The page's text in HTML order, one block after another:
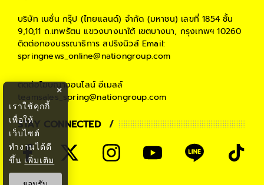
บริษัท เนชั่น กรุ๊ป (ไทยแลนด์) จำกัด (มหาชน) เลขที่ 1854 ชั้น
9,10,11 ถ.เทพรัตน แขวงบางนาใต้ เขตบางนา, กรุงเทพฯ 10260
ติดต่อกองบรรณาธิการ สปริงนิวส์Email:
springnews_online@nationgroup.com
ติดต่อโฆษณาออนไลน์ อีเมลล์
teamsales_spring@nationgroup.com
STAY CONNECTED
×
เราใช้คุกกี้
เพื่อให้
เว็บไซต์
ทำงานได้ดี
ขึ้น เพิ่มเติม